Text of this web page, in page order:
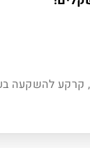
, קרקע להשקעה